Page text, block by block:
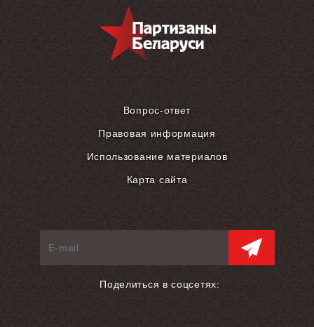
Вопрос-ответ
Правовая информация
Использование материалов
Карта сайта
Поделиться в соцсетях: